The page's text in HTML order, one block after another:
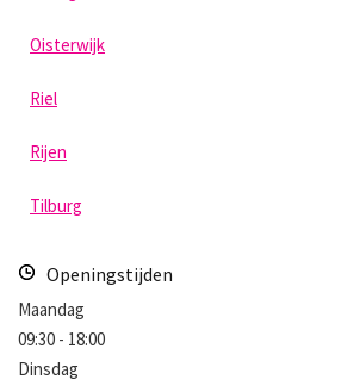
Oisterwijk
Riel
Rijen
Tilburg
Openingstijden
Maandag
09:30 - 18:00
Dinsdag